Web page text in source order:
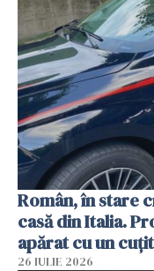
Român, în stare
casă din Italia.
apărat cu un cuțit
26 IULIE 2026